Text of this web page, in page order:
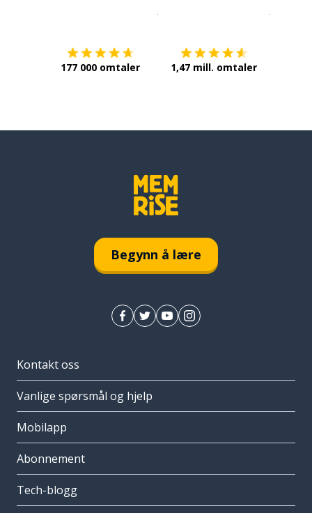
177 000 omtaler 1,47 mill. omtaler
Begynn å lære
Kontakt oss
Vanlige spørsmål og hjelp
Mobilapp
Abonnement
Tech-blogg